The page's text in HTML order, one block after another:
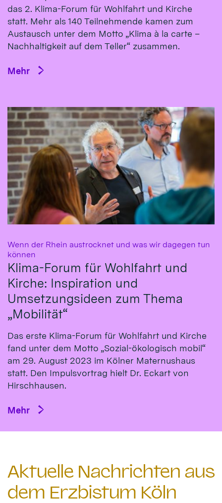
das 2. Klima-Forum für Wohlfahrt und Kirche
statt. Mehr als 140 Teilnehmende kamen zum
Austausch unter dem Motto „Klima à la carte –
Nachhaltigkeit auf dem Teller“ zusammen.
Mehr
Wenn der Rhein austrocknet und was wir dagegen tun
können
Klima-Forum für Wohlfahrt und
Kirche: Inspiration und
Umsetzungsideen zum Thema
„Mobilität“
Das erste Klima-Fo­rum für Wohl­fahrt und Kirche
fand un­ter dem Mot­to „So­zial-öko­logisch mo­bil“
am 29. Au­gust 2023 im Köl­ner Ma­ternus­haus
statt. Den Impulsvortrag hielt Dr. Eckart von
Hirsch­hausen.
Mehr
Aktuelle Nachrichten aus
dem Erzbistum Köln